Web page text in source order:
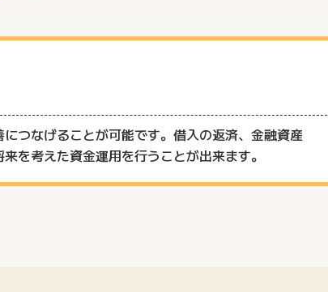
つなげることが可能です。借入の返済、金融資産
を考えた資金運用を行うことが出来ます。